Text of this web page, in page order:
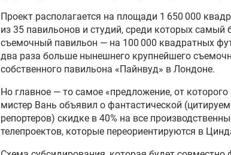
Проект располагается на площади 1 650 000
из 35 павильонов и студий, среди которых
съемочный павильон — на 100 000 квадратных
два раза больше нынешнего крупнейшего
собственного павильона «Пайнвуд» в Лондоне.
Но главное — то самое «предложение, от которого
мистер Вань объявил о фантастической
репортеров) скидке в 40% на все
телепроектов, которые переориентируются в